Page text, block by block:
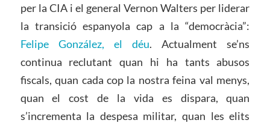
per la CIA i el general Vernon Walters per liderar
la transició espanyola cap a la “democràcia”:
Felipe González, el déu. Actualment se’ns
continua reclutant quan hi ha tants abusos
fiscals, quan cada cop la nostra feina val menys,
quan el cost de la vida es dispara, quan
s’incrementa la despesa militar, quan les elits